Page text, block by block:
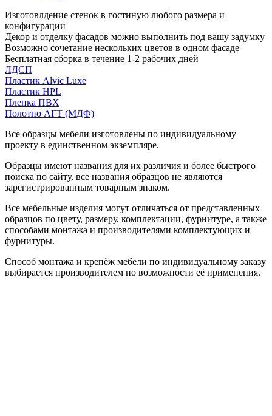
Изготовлдение стенок в гостиную любого размера и
конфигурации
Декор и отделку фасадов можно выполнить под вашу задумку
Возможно сочетание нескольких цветов в одном фасаде
Бесплатная сборка в течение 1-2 рабочих дней
ЛДСП
Пластик Alvic Luxe
Пластик HPL
Пленка ПВХ
Полотно АГТ (МДФ)
Все образцы мебели изготовлены по индивидуальному
проекту в единственном экземпляре.
Образцы имеют названия для их различия и более быстрого
поиска по сайту, все названия образцов не являются
зарегистрированным товарным знаком.
Все мебельные изделия могут отличаться от представленных
образцов по цвету, размеру, комплектации, фурнитуре, а также
способами монтажа и производителями комплектующих и
фурнитуры.
Способ монтажа и крепёж мебели по индивидуальному заказу
выбирается производителем по возможности её применения.